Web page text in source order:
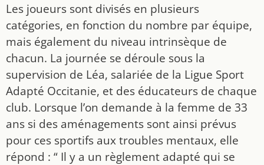
Les joueurs sont divisés en plusieurs
catégories, en fonction du nombre par équipe,
mais également du niveau intrinsèque de
chacun. La journée se déroule sous la
supervision de Léa, salariée de la Ligue Sport
Adapté Occitanie, et des éducateurs de chaque
club. Lorsque l’on demande à la femme de 33
ans si des aménagements sont ainsi prévus
pour ces sportifs aux troubles mentaux, elle
répond : “ Il y a un règlement adapté qui se